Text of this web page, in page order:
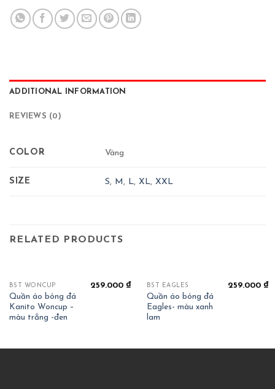
ADDITIONAL INFORMATION
REVIEWS (0)
COLOR Vàng
SIZE S, M , L,XL,XXL
RELATED PRODUCTS
BST WONCUP
Quần áo bóng đá
Kanito Woncup –
màu trắng -đen
259.000₫ BST EAGLES
Quần áo bóng đá
Eagles- màu xanh
lam
259.000₫